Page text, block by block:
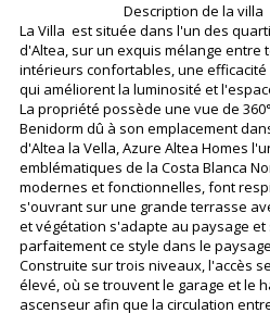
Description de la villa
La Villa est située dans l'un des
d'Altea, sur un exquis mélange entre
intérieurs confortables, une
qui améliorent la luminosité et
La propriété possède une vue de
Benidorm dû à son emplacement
d'Altea la Vella, Azure Altea Homes
emblématiques de la Costa Blanca
modernes et fonctionnelles, font
s'ouvrant sur une grande terrasse
et végétation s'adapte au paysage
parfaitement ce style dans le
Construite sur trois niveaux, l'accès
élevé, où se trouvent le garage et le
ascenseur afin que la circulation